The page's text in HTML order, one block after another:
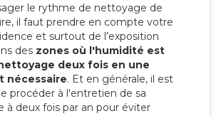
le rythme de nettoyage de
il faut prendre en compte votre
et surtout de l’exposition
des zones où l'humidité est
deux fois en une
nécessaire. Et en générale, il est
procéder à l'entretien de sa
à deux fois par an pour éviter